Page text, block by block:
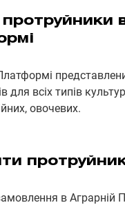
протруйники
для всіх типів
овочевих.
в Аграрній